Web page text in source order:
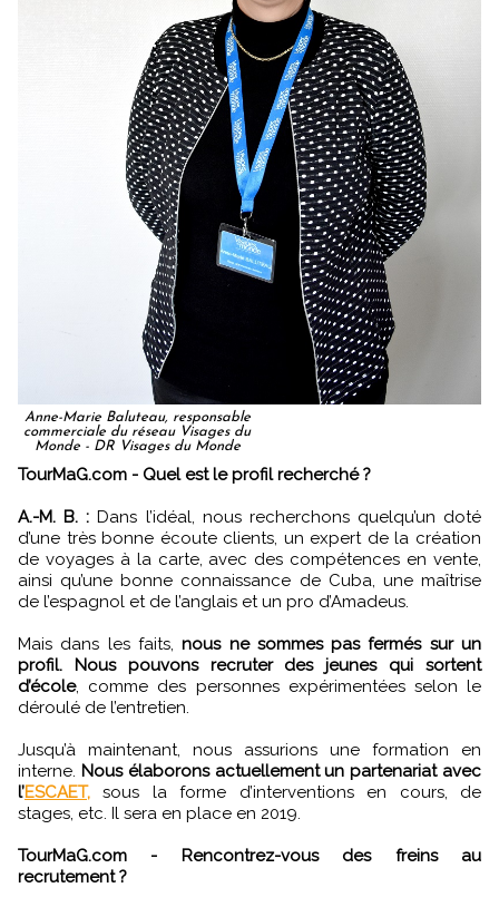
Anne-Marie Baluteau, responsable
commerciale du réseau Visages du
Monde - DR Visages du Monde
TourMaG.com - Quel est le profil recherché ?
A.-M. B. : Dans l’idéal, nous recherchons quelqu’un doté
d’une très bonne écoute clients, un expert de la création
de voyages à la carte, avec des compétences en vente,
ainsi qu’une bonne connaissance de Cuba, une maîtrise
de l’espagnol et de l’anglais et un pro d’Amadeus.
Mais dans les faits,nous ne sommes pas fermés sur un
profil. Nous pouvons recruter des jeunes qui sortent
d’école, comme des personnes expérimentées selon le
déroulé de l’entretien.
Jusqu’à maintenant, nous assurions une formation en
interne. Nous élaborons actuellement un partenariat avec
l’ESCAET, sous la forme d’interventions en cours, de
stages, etc. Il sera en place en 2019.
TourMaG.com - Rencontrez-vous des freins au
recrutement ?